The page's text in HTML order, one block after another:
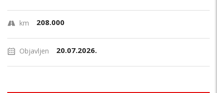
km 208.000
Objavljen 20.07.2026.